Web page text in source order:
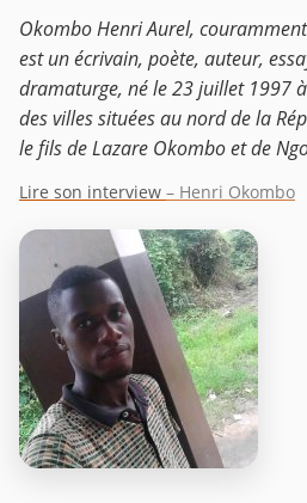
Okombo Henri Aurel,
est un écrivain, poète, auteur,
dramaturge, né le 23 juillet 1997
des villes situées au nord de la
le fils de Lazare Okombo et de
Lire son interview – Henri Okombo